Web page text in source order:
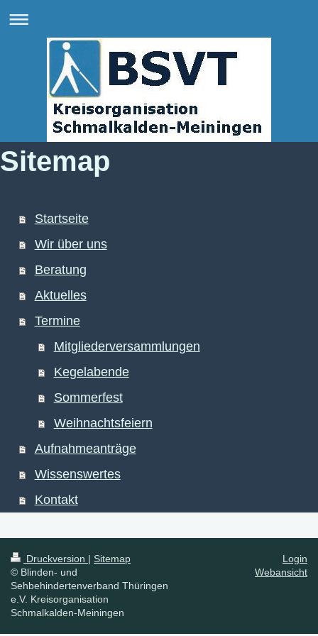
Sitemap
Startseite
Wir über uns
Beratung
Aktuelles
Termine
Mitgliederversammlungen
Kegelabende
Sommerfest
Weihnachtsfeiern
Aufnahmeanträge
Wissenswertes
Kontakt
Druckversion | Sitemap
© Blinden- und
Sehbehindertenverband Thüringen
e.V. Kreisorganisation
Schmalkalden-Meiningen
Login
Webansicht